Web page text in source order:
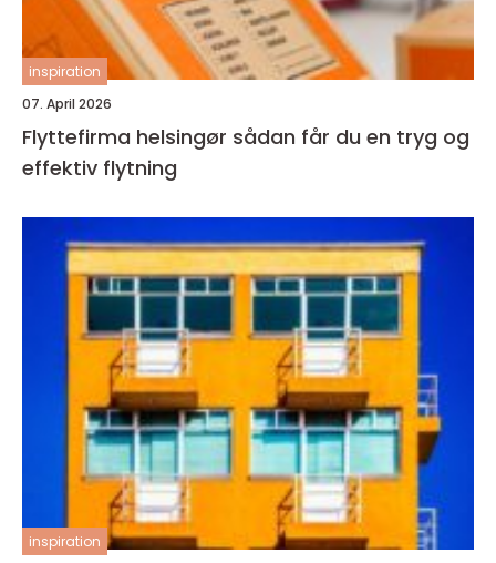
inspiration
07. April 2026
Flyttefirma helsingør sådan får du en tryg og
effektiv flytning
inspiration